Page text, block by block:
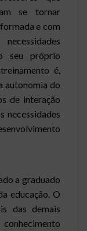
se tornar
e com
seu próprio
é,
autonomia do
de interação
necessidades
a graduado
educação. O
das demais